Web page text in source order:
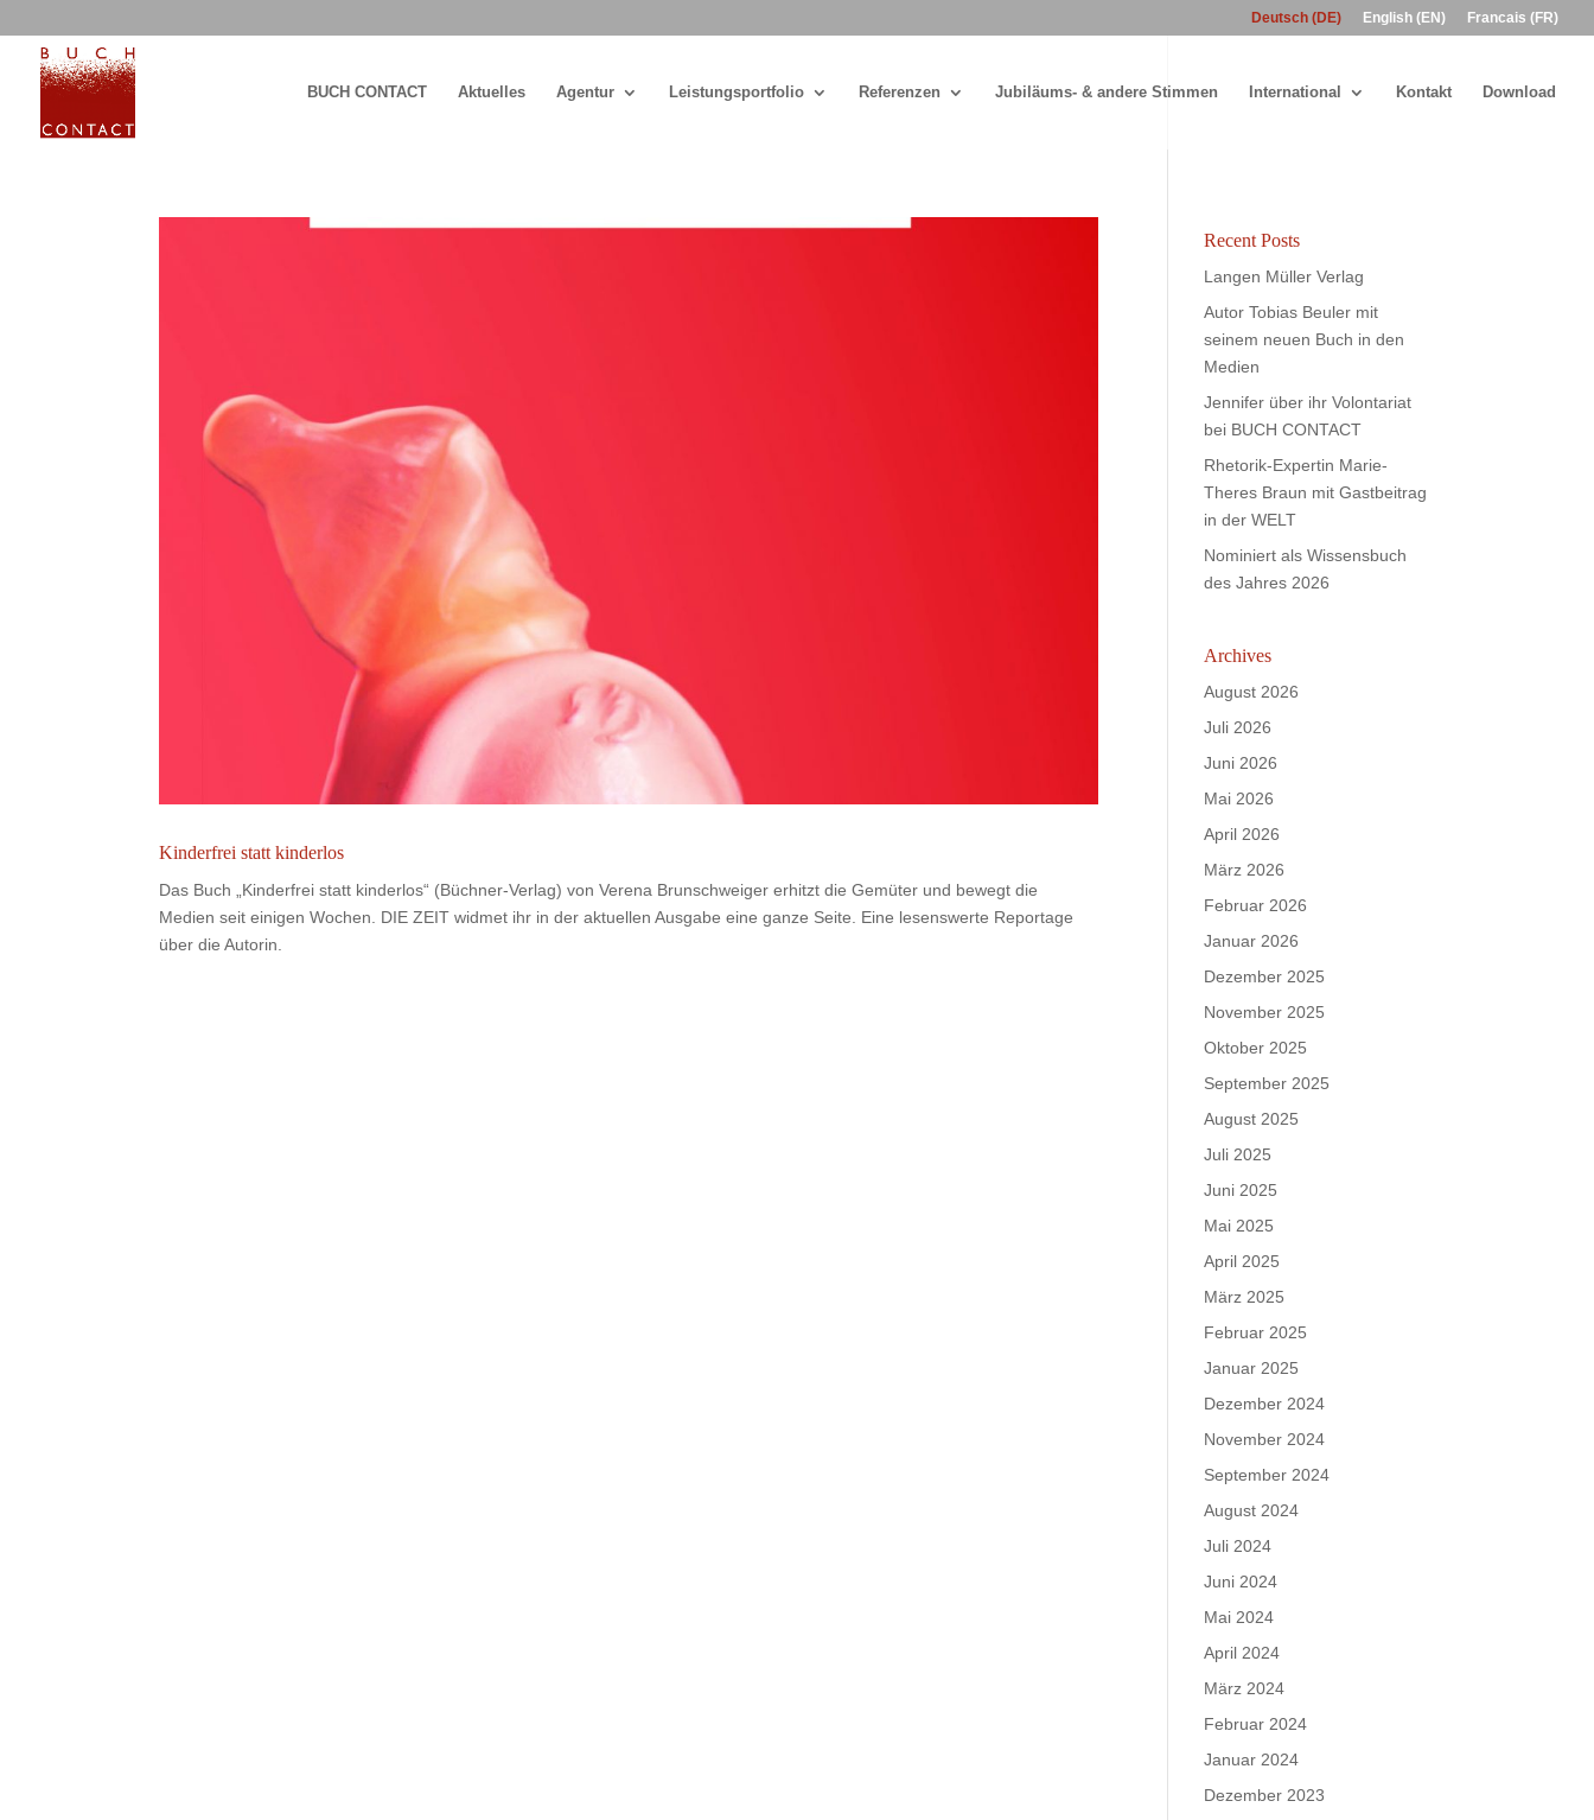
Deutsch (DE) English (EN) Francais (FR)
BUCH CONTACT Aktuelles Agentur Leistungsportfolio Referenzen Jubiläums- & andere Stimmen International Kontakt Download
Kinderfrei statt kinderlos
Das Buch „Kinderfrei statt kinderlos“ (Büchner-Verlag) von Verena Brunschweiger erhitzt die Gemüter und bewegt die
Medien seit einigen Wochen. DIE ZEIT widmet ihr in der aktuellen Ausgabe eine ganze Seite. Eine lesenswerte Reportage
über die Autorin.
Recent Posts
Langen Müller Verlag
Autor Tobias Beuler mit
seinem neuen Buch in den
Medien
Jennifer über ihr Volontariat
bei BUCH CONTACT
Rhetorik-Expertin Marie-
Theres Braun mit Gastbeitrag
in der WELT
Nominiert als Wissensbuch
des Jahres 2026
Archives
August 2026
Juli 2026
Juni 2026
Mai 2026
April 2026
März 2026
Februar 2026
Januar 2026
Dezember 2025
November 2025
Oktober 2025
September 2025
August 2025
Juli 2025
Juni 2025
Mai 2025
April 2025
März 2025
Februar 2025
Januar 2025
Dezember 2024
November 2024
September 2024
August 2024
Juli 2024
Juni 2024
Mai 2024
April 2024
März 2024
Februar 2024
Januar 2024
Dezember 2023